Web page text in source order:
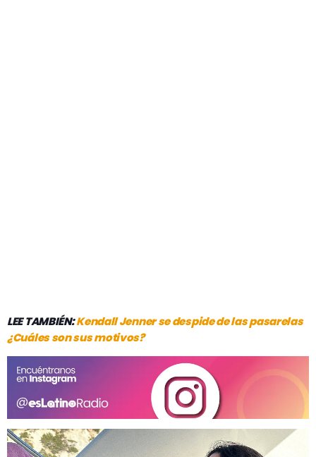
LEE TAMBIÉN:Kendall Jenner se despide de las pasarelas
¿Cuáles son sus motivos?